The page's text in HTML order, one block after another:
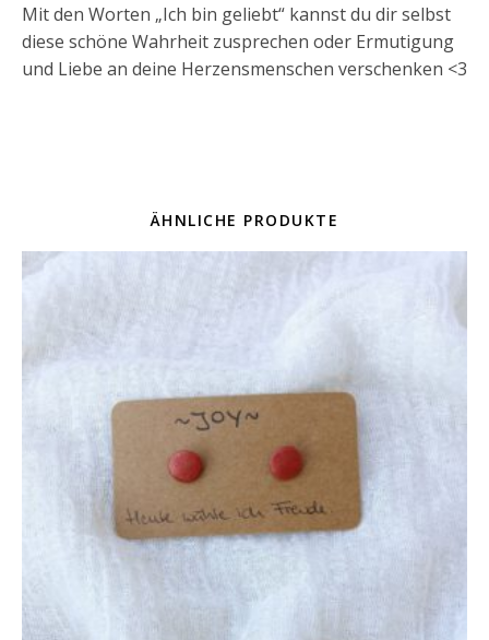
Mit den Worten „Ich bin geliebt“ kannst du dir selbst
diese schöne Wahrheit zusprechen oder Ermutigung
und Liebe an deine Herzensmenschen verschenken <3
ÄHNLICHE PRODUKTE